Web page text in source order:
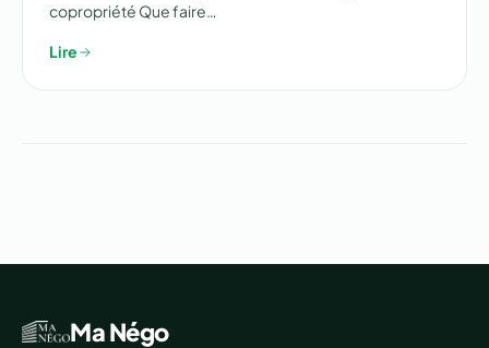
copropriété Que faire…
Lire
Ma Négo